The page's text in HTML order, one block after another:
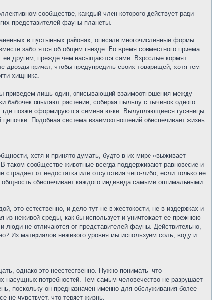
сообществе, каждый член которого действует ради
представителей фауны планеты.
в пустынных районах, описали многочисленные формы
заботятся об общем гнезде. Во время совместного приема
ее другим, прежде чем насыщаются сами. Взрослые кормят
кричат, чтобы предупредить своих товарищей, хотя тем
хищника.
приведем лишь один, описывающий взаимоотношения между
бабочек опыляют растение, собирая пыльцу с тычинок одного
где позже сформируются семена юкки. Вылупляющиеся гусеницы
Подобная система взаимоотношений обеспечивает жизнь
хотя и принято думать, будто в их мире «выживает
таком сообществе животные всегда поддерживают равновесие и
от недостатка или отсутствия чего-либо, если только не
обеспечивает каждого индивида самыми оптимальными
это естественно, и дело тут не в жестокости, не в издержках и
неживой среды, как бы использует и уничтожает ее прежнюю
не отличаются от представителей фауны. Действительно,
Из материалов неживого уровня мы используем соль, воду и
однако это неестественно. Нужно понимать, что
насущных потребностей. Тем самым человечество не разрушает
поскольку он предназначен именно для обслуживания более
не чувствует, что теряет жизнь.